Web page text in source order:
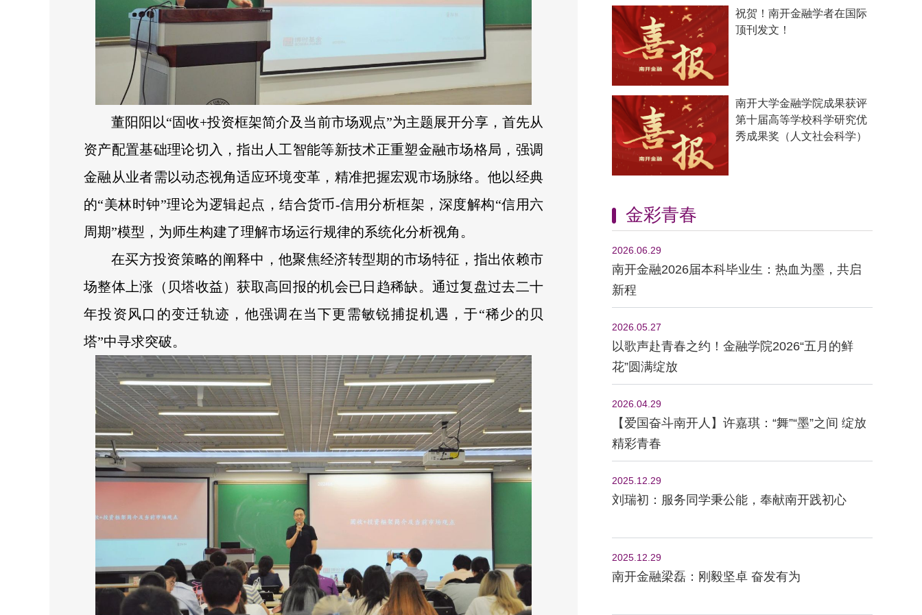
祝贺！南开金融学者在国际
顶刊发文！
南开大学金融学院成果获评
第十届高等学校科学研究优
秀成果奖（人文社会科学）
金彩青春
2026.06.29
南开金融2026届本科毕业生：热血为墨，共启
新程
2026.05.27
以歌声赴青春之约！金融学院2026“五月的鲜
花”圆满绽放
2026.04.29
【爱国奋斗南开人】许嘉琪：“舞”“墨”之间 绽放
精彩青春
2025.12.29
刘瑞初：服务同学秉公能，奉献南开践初心
2025.12.29
南开金融梁磊：刚毅坚卓 奋发有为
董阳阳以“固收+投资框架简介及当前市场观点”为主题展开分享，首先从
资产配置基础理论切入，指出人工智能等新技术正重塑金融市场格局，强调
金融从业者需以动态视角适应环境变革，精准把握宏观市场脉络。他以经典
的“美林时钟”理论为逻辑起点，结合货币-信用分析框架，深度解构“信用六
周期”模型，为师生构建了理解市场运行规律的系统化分析视角。
在买方投资策略的阐释中，他聚焦经济转型期的市场特征，指出依赖市
场整体上涨（贝塔收益）获取高回报的机会已日趋稀缺。通过复盘过去二十
年投资风口的变迁轨迹，他强调在当下更需敏锐捕捉机遇，于“稀少的贝
塔”中寻求突破。